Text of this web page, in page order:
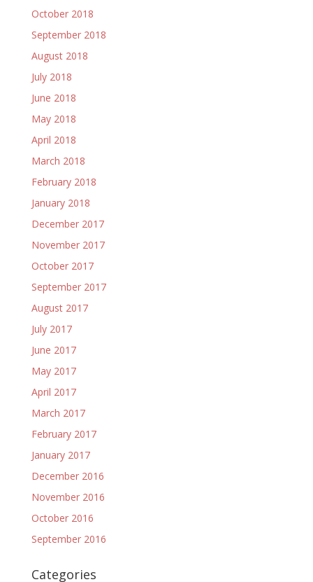
October 2018
September 2018
August 2018
July 2018
June 2018
May 2018
April 2018
March 2018
February 2018
January 2018
December 2017
November 2017
October 2017
September 2017
August 2017
July 2017
June 2017
May 2017
April 2017
March 2017
February 2017
January 2017
December 2016
November 2016
October 2016
September 2016
Categories